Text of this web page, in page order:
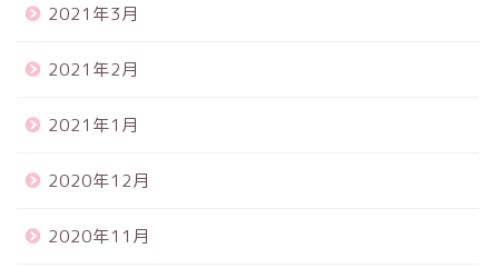
2021年3月
2021年2月
2021年1月
2020年12月
2020年11月